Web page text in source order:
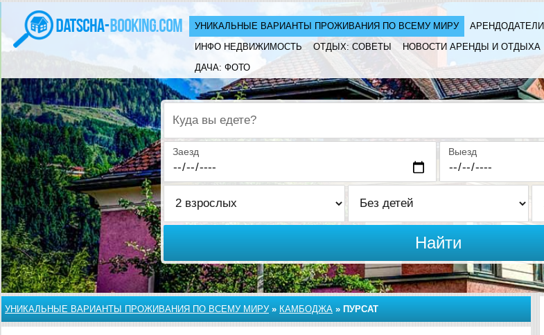
УНИКАЛЬНЫЕ ВАРИАНТЫ ПРОЖИВАНИЯ ПО ВСЕМУ МИРУ
АРЕНДОДАТЕЛИ
ИНФО НЕДВИЖИМОСТЬ
ОТДЫХ: СОВЕТЫ
НОВОСТИ АРЕНДЫ И ОТДЫХА
ДАЧА: ФОТО
Куда вы едете?
Заезд Выезд
Найти
УНИКАЛЬНЫЕ ВАРИАНТЫ ПРОЖИВАНИЯ ПО ВСЕМУ МИРУ» КАМБОДЖА » ПУРСАТ